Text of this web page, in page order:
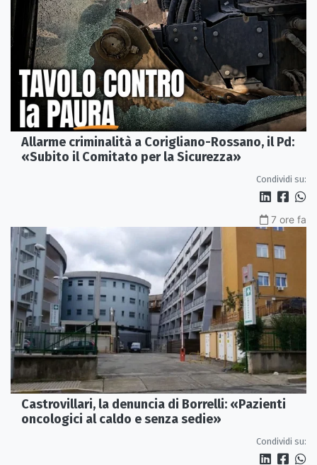
Allarme criminalità a Corigliano-Rossano, il Pd:
«Subito il Comitato per la Sicurezza»
Condividi su:
7 ore fa
Castrovillari, la denuncia di Borrelli: «Pazienti
oncologici al caldo e senza sedie»
Condividi su: